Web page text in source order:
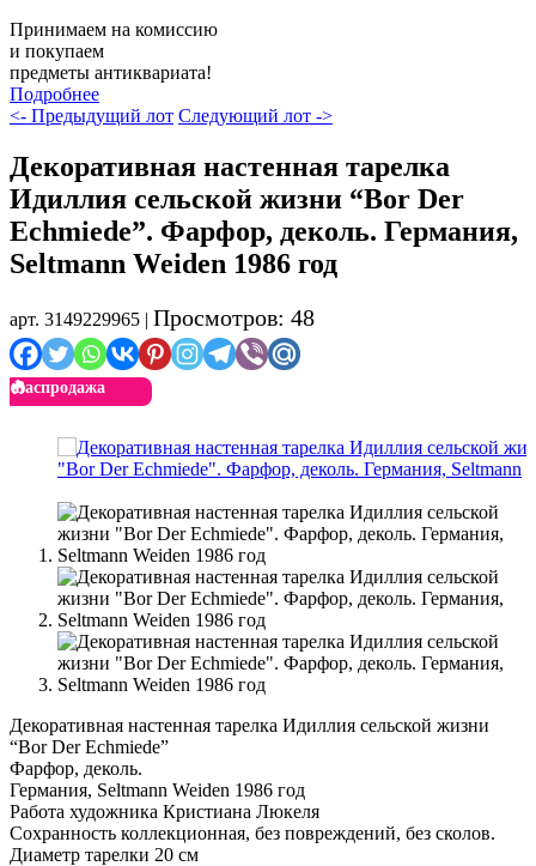
Принимаем на комиссию
и покупаем
предметы антиквариата!
Подробнее
<- Предыдущий лот Следующий лот ->
Декоративная настенная тарелка
Идиллия сельской жизни “Bor Der
Echmiede”. Фарфор, деколь. Германия,
Seltmann Weiden 1986 год
арт. 3149229965 | Просмотров: 48
Распродажа
Декоративная настенная тарелка Идиллия сельской жизни
“Bor Der Echmiede”
Фарфор, деколь.
Германия, Seltmann Weiden 1986 год
Работа художника Кристиана Люкеля
Сохранность коллекционная, без повреждений, без сколов.
Диаметр тарелки 20 см